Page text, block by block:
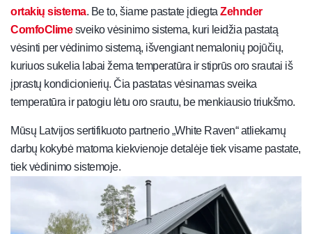
ortakių sistema. Be to, šiame pastate įdiegta Zehnder
ComfoClimesveiko vėsinimo sistema, kuri leidžia pastatą
vėsinti per vėdinimo sistemą, išvengiant nemalonių pojūčių,
kuriuos sukelia labai žema temperatūra ir stiprūs oro srautai iš
įprastų kondicionierių. Čia pastatas vėsinamas sveika
temperatūra ir patogiu lėtu oro srautu, be menkiausio triukšmo.
Mūsų Latvijos sertifikuoto partnerio „White Raven“ atliekamų
darbų kokybė matoma kiekvienoje detalėje tiek visame pastate,
tiek vėdinimo sistemoje.